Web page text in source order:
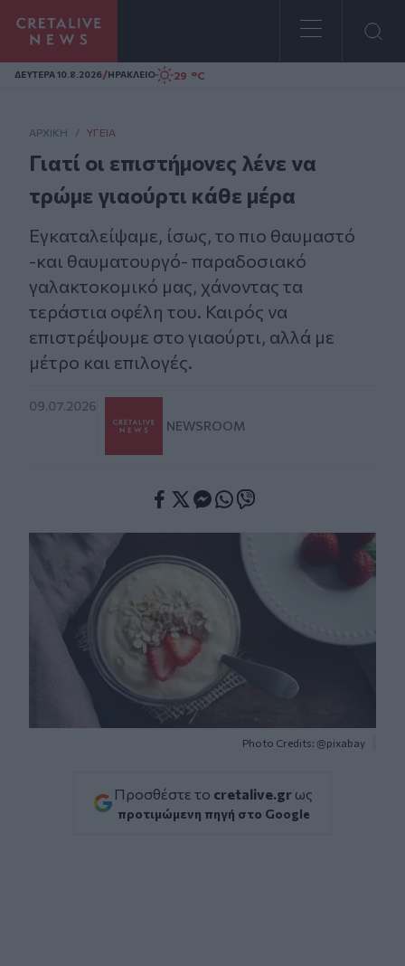
Homepage
ΔΕΥΤΕΡΑ 10.8.2026/ΗΡΑΚΛΕΙΟ 29 °C
ΑΡΧΙΚΗ / ΥΓΕΊΑ
Γιατί οι επιστήμονες λένε να
τρώμε γιαούρτι κάθε μέρα
Εγκαταλείψαμε, ίσως, το πιο θαυμαστό
-και θαυματουργό- παραδοσιακό
γαλακτοκομικό μας, χάνοντας τα
τεράστια οφέλη του. Καιρός να
επιστρέψουμε στο γιαούρτι, αλλά με
μέτρο και επιλογές.
09.07.2026
NEWSROOM
Photo Credits: @pixabay
Προσθέστε το cretalive.gr ως
προτιμώμενη πηγή στο Google